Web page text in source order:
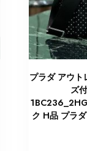
プラダ アウト
ズ
ク H品 プラ